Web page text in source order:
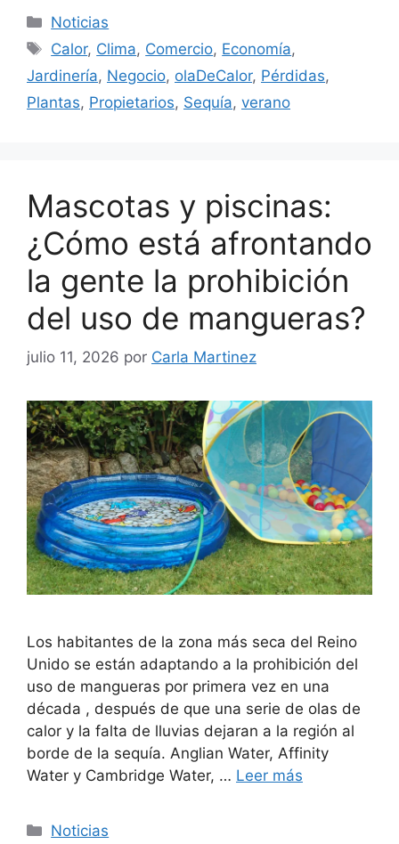
Categorías
Noticias
Etiquetas
Calor, Clima, Comercio, Economía,
Jardinería, Negocio, olaDeCalor, Pérdidas,
Plantas, Propietarios, Sequía, verano
Mascotas y piscinas:
¿Cómo está afrontando
la gente la prohibición
del uso de mangueras?
julio 11, 2026 por Carla Martinez
Los habitantes de la zona más seca del Reino
Unido se están adaptando a la prohibición del
uso de mangueras por primera vez en una
década , después de que una serie de olas de
calor y la falta de lluvias dejaran a la región al
borde de la sequía. Anglian Water, Affinity
Water y Cambridge Water, … Leer más
Categorías
Noticias